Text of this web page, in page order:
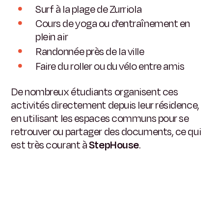
Surf à la plage de Zurriola
Cours de yoga ou d'entraînement en
plein air
Randonnée près de la ville
Faire du roller ou du vélo entre amis
De nombreux étudiants organisent ces
activités directement depuis leur résidence,
en utilisant les espaces communs pour se
retrouver ou partager des documents, ce qui
est très courant àStepHouse.